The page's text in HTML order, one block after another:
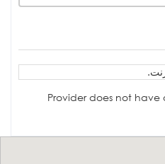
Provider does not have